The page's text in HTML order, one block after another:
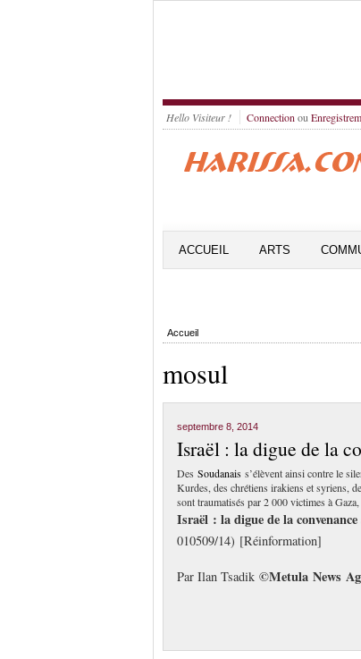
Hello Visiteur ! Connection ou
ACCUEIL ARTS
Accueil
mosul
septembre 8, 2014
Israël : la digue de la
Des Soudanais s’élèvent ainsi contre le
Kurdes, des chrétiens irakiens et syriens,
sont traumatisés par 2 000 victimes à
Israël : la digue de la
010509/14) [Réinformation]
Par Ilan Tsadik ©Metula News A